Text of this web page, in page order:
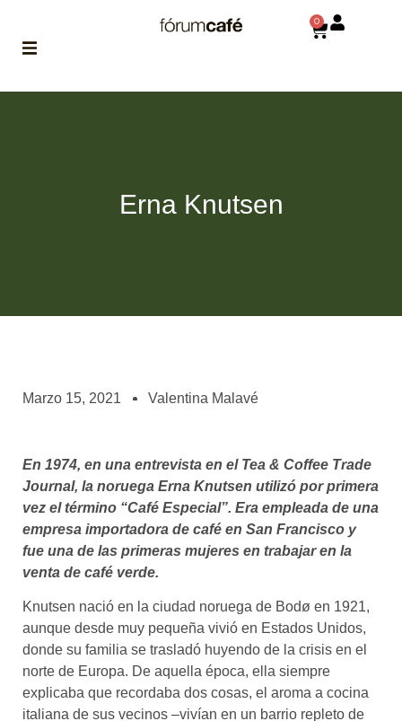
asociados
el café siempre tiene
algo nuevo que
enseñarnos
BOLSA DE TRABAJO
¡te imaginas vivir de tu pasión
por el café?
CONTACTO
¡queremos saber
de ti!
0
Erna Knutsen
Marzo 15, 2021 Valentina Malavé
En 1974, en una entrevista en el Tea & Coffee Trade
Journal, la noruega Erna Knutsen utilizó por primera
vez el término “Café Especial”. Era empleada de una
empresa importadora de café en San Francisco y
fue una de las primeras mujeres en trabajar en la
venta de café verde.
Knutsen nació en la ciudad noruega de Bodø en 1921,
aunque desde muy pequeña vivió en Estados Unidos,
donde su familia se trasladó huyendo de la crisis en el
norte de Europa. De aquella época, ella siempre
explicaba que recordaba dos cosas, el aroma a cocina
italiana de sus vecinos –vivían en un barrio repleto de